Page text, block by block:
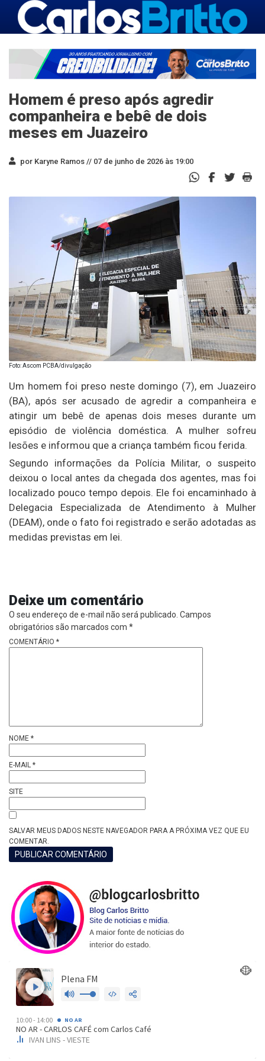
Homem é preso após agredir
companheira e bebê de dois
meses em Juazeiro
por Karyne Ramos // 07 de junho de 2026 às 19:00
Foto: Ascom PCBA/divulgação
Um homem foi preso neste domingo (7), em Juazeiro
(BA), após ser acusado de agredir a companheira e
atingir um bebê de apenas dois meses durante um
episódio de violência doméstica. A mulher sofreu
lesões e informou que a criança também ficou ferida.
Segundo informações da Polícia Militar, o suspeito
deixou o local antes da chegada dos agentes, mas foi
localizado pouco tempo depois. Ele foi encaminhado à
Delegacia Especializada de Atendimento à Mulher
(DEAM), onde o fato foi registrado e serão adotadas as
medidas previstas em lei.
Deixe um comentário
O seu endereço de e-mail não será publicado. Campos
obrigatórios são marcados com *
COMENTÁRIO *
NOME *
E-MAIL *
SITE
SALVAR MEUS DADOS NESTE NAVEGADOR PARA A PRÓXIMA VEZ QUE EU
COMENTAR.